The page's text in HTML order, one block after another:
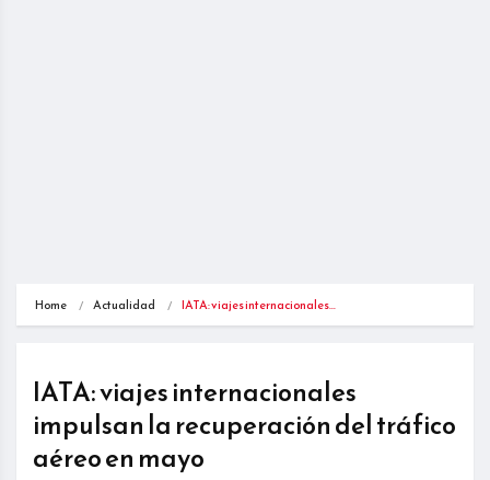
Home Actualidad IATA: viajes internacionales…
IATA: viajes internacionales
impulsan la recuperación del tráfico
aéreo en mayo